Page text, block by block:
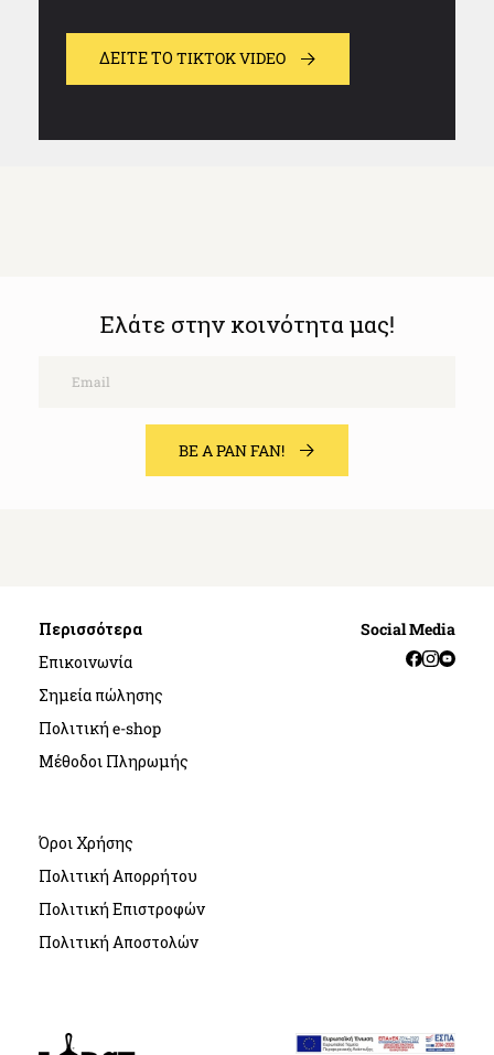
ΔΕΊΤΕ ΤΟ TIKTOK VIDEO
Ελάτε στην κοινότητα μας!
BE A PAN FAN!
Περισσότερα
Επικοινωνία
Σημεία πώλησης
Πολιτική e-shop
Μέθοδοι Πληρωμής
Όροι Χρήσης
Πολιτική Απορρήτου
Πολιτική Επιστροφών
Πολιτική Αποστολών
Social Media
Facebook